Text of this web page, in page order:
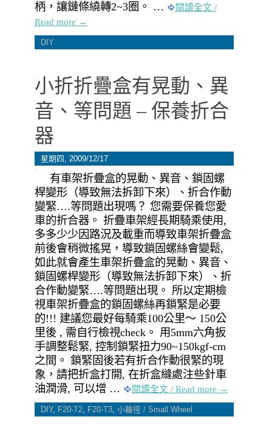
柄，讓鏈條繞轉2~3圈。 …
閱讀全文 /
Read more →
DIY
小折折疊盒有晃動、異
音、等問題 – 保養折合
器
星期四, 2009/12/17
有車架折疊盒的晃動、異音、鎖固螺
桿變形（導致無法拆卸下來）、折合作動
變緊….等問題出現嗎？ 您需要保養您愛
車的折合器。 折疊車架經長期騎乘使用,
多多少少因路況及載重而導致車架折疊盒
前後會稍微搖晃，導致鎖固螺絲會變鬆,
如此就會產生車架折疊盒的晃動、異音、
鎖固螺桿變形（導致無法拆卸下來）、折
合作動變緊….等問題出現。 所以定期檢
視車架折疊盒的鎖固螺絲再鎖緊是必要
的!!! 建議您最好每騎乘100公里～ 150公
里後 , 需自行檢視check。 用5mm六角扳
手調整鬆緊, 控制鎖緊扭力90~150kgf-cm
之間。 鎖緊固後若有折合作動很緊的現
象，請把折盒打開, 在折盒縫處注些針車
油潤滑, 可以增 …
閱讀全文 / Read more →
DIY, F20-T2, F20-T3, 小輪徑 / Small Wheel